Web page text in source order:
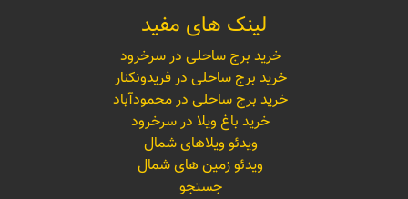
لینک های مفید
خرید برج ساحلی در سرخرود
خرید برج ساحلی در فریدونکنار
خرید برج ساحلی در محمودآباد
خرید باغ ویلا در سرخرود
ویدئو ویلاهای شمال
ویدئو زمین های شمال
جستجو